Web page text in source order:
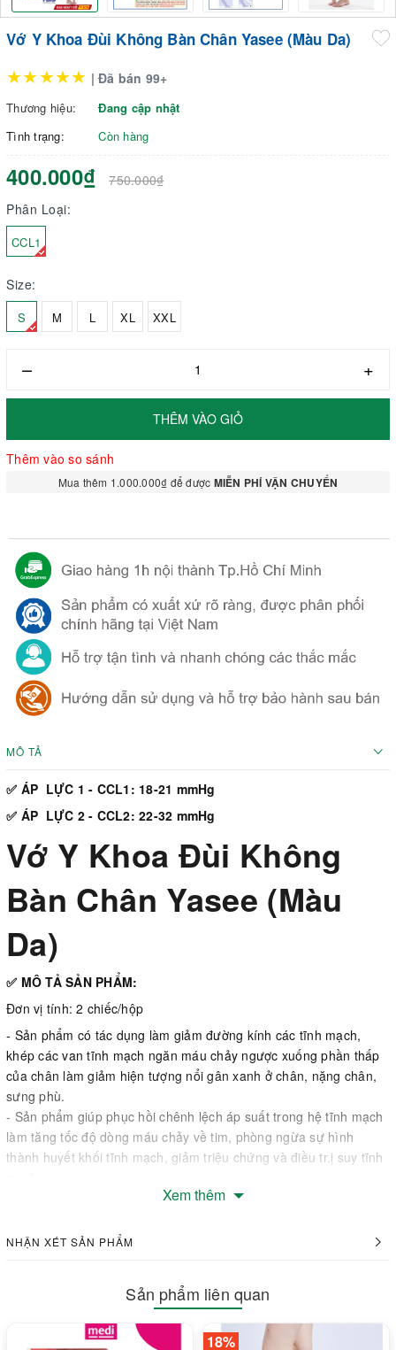
Vớ Y Khoa Đùi Không Bàn Chân Yasee (Màu Da)
★★★★★ | Đã bán 99+
Thương hiệu:
Đang cập nhật
Tình trạng:
Còn hàng
400.000₫
750.000₫
Phân Loại:
CCL1
Size:
S M L XL XXL
– +
THÊM VÀO GIỎ
Thêm vào so sánh
Mua thêm 1.000.000₫ để được MIỄN PHÍ VẬN CHUYỂN
MÔ TẢ
✅ ÁP LỰC 1 - CCL1: 18-21 mmHg
✅ ÁP LỰC 2 - CCL2: 22-32 mmHg
Vớ Y Khoa Đùi Không
Bàn Chân Yasee (Màu
Da)
✅ MÔ TẢ SẢN PHẨM:
Đơn vị tính: 2 chiếc/hộp
- Sản phẩm có tác dụng làm giảm đường kính các tĩnh mạch,
khép các van tĩnh mạch ngăn máu chảy ngược xuống phần thấp
của chân làm giảm hiện tượng nổi gân xanh ở chân, nặng chân,
sưng phù.
- Sản phẩm giúp phục hồi chênh lệch áp suất trong hệ tĩnh mạch
làm tăng tốc độ dòng máu chảy về tim, phòng ngừa sự hình
thành huyết khối tĩnh mạch, giảm triệu chứng và điều tr.ị suy tĩnh
- Vớ được thiết kế hở ngón phù hợp cho bệnh nhân đái tháo
- Được sản xuất bằng công nghệ cao, máy móc tiên tiến,thiết kế
Cấu tạo sản phẩm:
Xem thêm
NHẬN XÉT SẢN PHẨM
Sản phẩm liên quan
18%